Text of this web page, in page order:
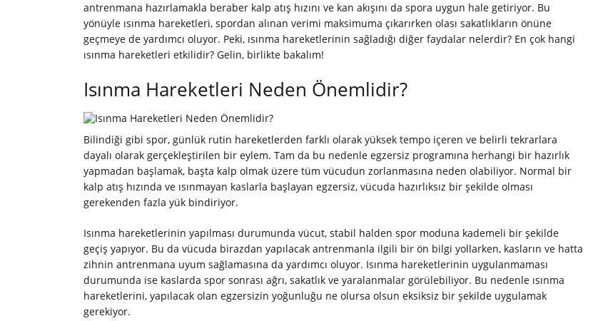
antrenmana hazırlamakla beraber kalp atış hızını ve kan akışını da spora uygun hale getiriyor. Bu
yönüyle ısınma hareketleri, spordan alınan verimi maksimuma çıkarırken olası sakatlıkların önüne
geçmeye de yardımcı oluyor. Peki, ısınma hareketlerinin sağladığı diğer faydalar nelerdir? En çok hangi
ısınma hareketleri etkilidir? Gelin, birlikte bakalım!
Isınma Hareketleri Neden Önemlidir?
Bilindiği gibi spor, günlük rutin hareketlerden farklı olarak yüksek tempo içeren ve belirli tekrarlara
dayalı olarak gerçekleştirilen bir eylem. Tam da bu nedenle egzersiz programına herhangi bir hazırlık
yapmadan başlamak, başta kalp olmak üzere tüm vücudun zorlanmasına neden olabiliyor. Normal bir
kalp atış hızında ve ısınmayan kaslarla başlayan egzersiz, vücuda hazırlıksız bir şekilde olması
gerekenden fazla yük bindiriyor.
Isınma hareketlerinin yapılması durumunda vücut, stabil halden spor moduna kademeli bir şekilde
geçiş yapıyor. Bu da vücuda birazdan yapılacak antrenmanla ilgili bir ön bilgi yollarken, kasların ve hatta
zihnin antrenmana uyum sağlamasına da yardımcı oluyor. Isınma hareketlerinin uygulanmaması
durumunda ise kaslarda spor sonrası ağrı, sakatlık ve yaralanmalar görülebiliyor. Bu nedenle ısınma
hareketlerini, yapılacak olan egzersizin yoğunluğu ne olursa olsun eksiksiz bir şekilde uygulamak
gerekiyor.